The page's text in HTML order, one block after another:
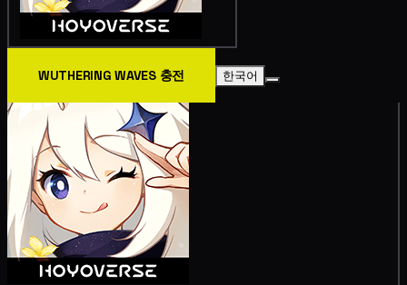
WUTHERING WAVES 충전 한국어